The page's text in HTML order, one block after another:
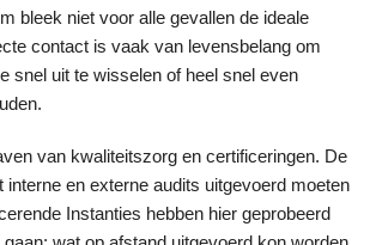
bleek niet voor alle gevallen de ideale
contact is vaak van levensbelang om
snel uit te wisselen of heel snel even
van kwaliteitszorg en certificeringen. De
interne en externe audits uitgevoerd moeten
Instanties hebben hier geprobeerd